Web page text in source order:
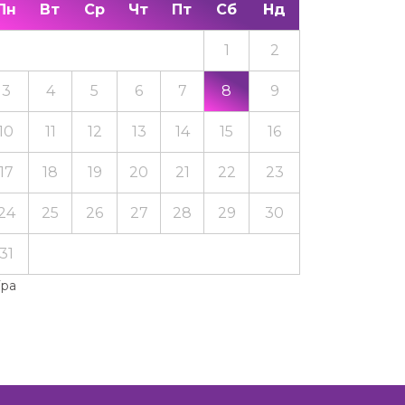
Вт Ср Чт Пт Сб Нд
1 2
3 4 5 6 7 8 9
11 12 13 14 15 16
18 19 20 21 22 23
25 26 27 28 29 30